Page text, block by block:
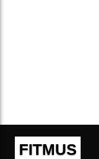
FITMUS